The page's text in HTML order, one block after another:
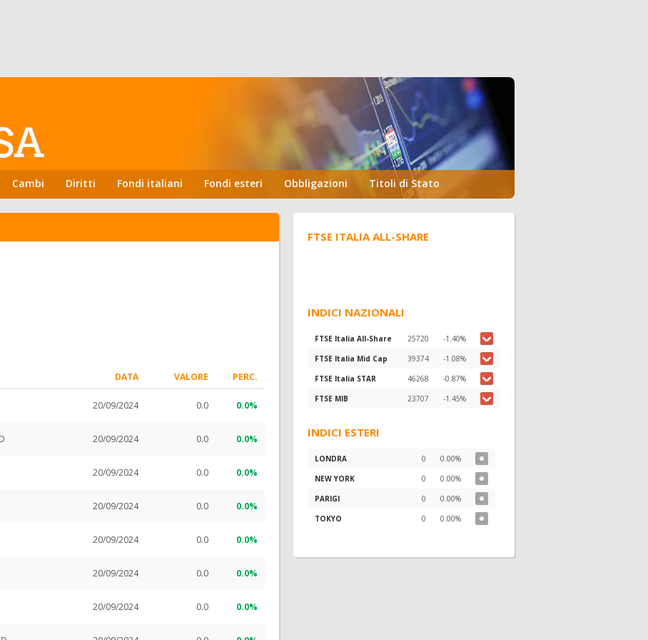
Cambi Diritti Fondi italiani Fondi esteri Obbligazioni Titoli di Stato
DATA VALORE PERC.
20/09/2024 0.0 0.0%
20/09/2024 0.0 0.0%
20/09/2024 0.0 0.0%
20/09/2024 0.0 0.0%
20/09/2024 0.0 0.0%
20/09/2024 0.0 0.0%
20/09/2024 0.0 0.0%
FTSE ITALIA ALL-SHARE
INDICI NAZIONALI
FTSE Italia All-Share 25720
-1.40%
FTSE Italia Mid Cap
39374
-1.08%
FTSE Italia STAR
46268
-0.87%
FTSE MIB
23707 -1.45%
INDICI ESTERI
LONDRA 0
0.00%
NEW YORK
0
0.00%
PARIGI
0
0.00%
TOKYO
0 0.00%